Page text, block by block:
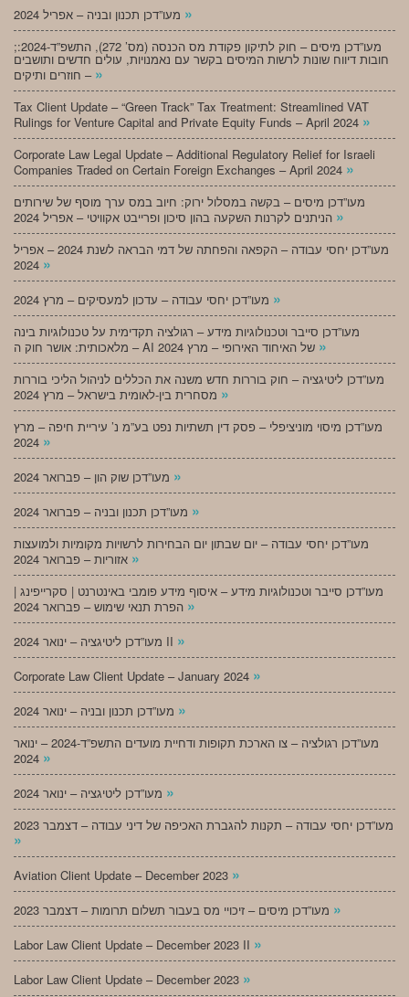
»
;מעו”דכן מיסים – חוק לתיקון פקודת מס הכנסה (מס’ 272), התשפ”ד-2024:
חובות דיווח שונות לרשות המיסים בקשר עם נאמנויות, עולים חדשים ותושבים
חוזרים ותיקים – »
Tax Client Update – “Green Track” Tax Treatment: Streamlined VAT
Rulings for Venture Capital and Private Equity Funds – April 2024 »
Corporate Law Legal Update – Additional Regulatory Relief for Israeli
Companies Traded on Certain Foreign Exchanges – April 2024 »
מעו”דכן מיסים – בקשה במסלול ירוק: חיוב במס ערך מוסף של שירותים
»
מעו”דכן יחסי עבודה – הקפאה והפחתה של דמי הבראה לשנת 2024 – אפריל
»
»
מעו”דכן סייבר וטכנולוגיות מידע – רגולציה תקדימית על טכנולוגיות בינה
»
מעו”דכן ליטיגציה – חוק בוררות חדש משנה את הכללים לניהול הליכי בוררות
»
מעו”דכן מיסוי מוניציפלי – פסק דין תשתיות נפט בע”מ נ’ עיריית חיפה – מרץ
»
»
»
מעו”דכן יחסי עבודה – יום שבתון יום הבחירות לרשויות מקומיות ולמועצות
»
מעו”דכן סייבר וטכנולוגיות מידע – איסוף מידע פומבי באינטרנט | סקרייפינג |
»
מעו”דכן ליטיגציה – ינואר 2024 II »
Corporate Law Client Update – January 2024 »
»
מעו”דכן רגולציה – צו הארכת תקופות ודחיית מועדים התשפ”ד-2024 – ינואר
»
»
מעו”דכן יחסי עבודה – תקנות להגברת האכיפה של דיני עבודה – דצמבר 2023
»
Aviation Client Update – December 2023 »
»
Labor Law Client Update – December 2023 II »
Labor Law Client Update – December 2023 »